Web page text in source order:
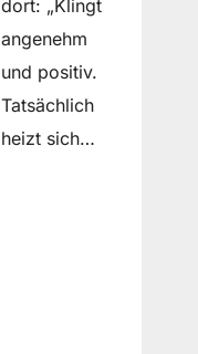
dort: „Klingt
angenehm
und positiv.
Tatsächlich
heizt sich…